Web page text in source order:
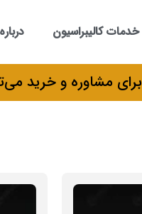
خدمات کالیبراسیون
برای مشاوره و خرید می‌توانید با شماره 34709809 -